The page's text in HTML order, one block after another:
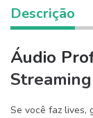
Descrição
Áudio
Se você faz lives,